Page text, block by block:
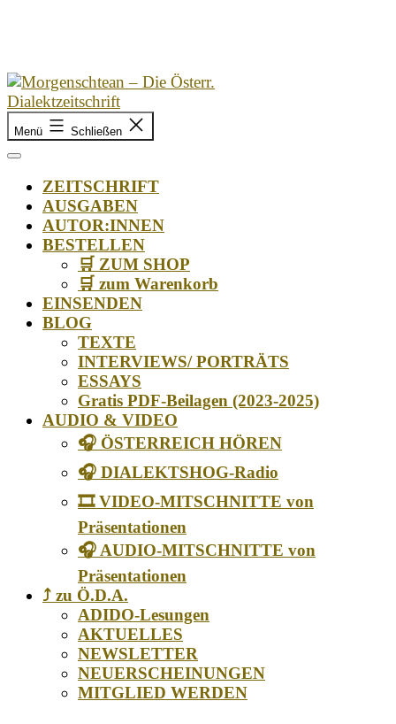
Morgenschtean
–
Die
Österr.
Dialektzeitschrift
Menü Schließen
ZEITSCHRIFT
AUSGABEN
AUTOR:INNEN
BESTELLEN
🛒 ZUM SHOP
🛒 zum Warenkorb
EINSENDEN
BLOG
TEXTE
INTERVIEWS/ PORTRÄTS
ESSAYS
Gratis PDF-Beilagen (2023-2025)
AUDIO & VIDEO
🎧 ÖSTERREICH HÖREN
🎧 DIALEKTSHOG-Radio
🎞️ VIDEO-MITSCHNITTE von
Präsentationen
🎧 AUDIO-MITSCHNITTE von
Präsentationen
⤴️ zu Ö.D.A.
ADIDO-Lesungen
AKTUELLES
NEWSLETTER
NEUERSCHEINUNGEN
MITGLIED WERDEN